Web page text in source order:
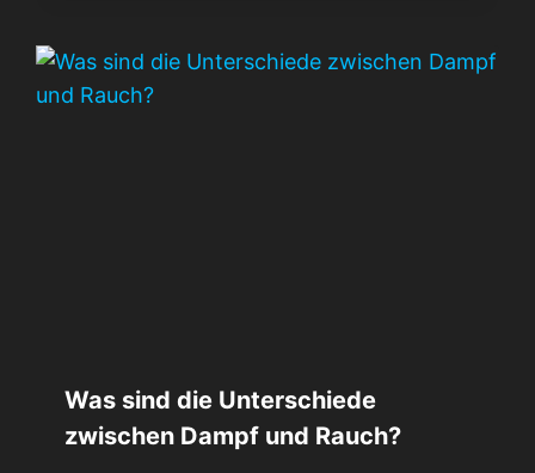
Was sind die Unterschiede
zwischen Dampf und Rauch?